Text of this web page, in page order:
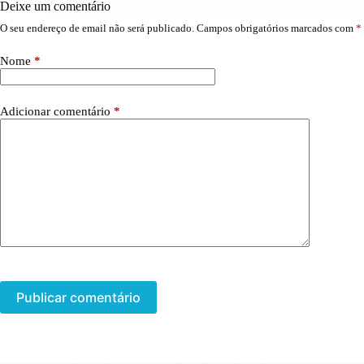
Deixe um comentário
O seu endereço de email não será publicado. Campos obrigatórios marcados com *
Nome *
Adicionar comentário *
Publicar comentário